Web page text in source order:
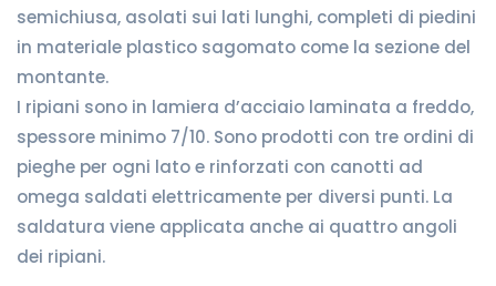
semichiusa, asolati sui lati lunghi, completi di piedini
in materiale plastico sagomato come la sezione del
montante.
I ripiani sono in lamiera d’acciaio laminata a freddo,
spessore minimo 7/10. Sono prodotti con tre ordini di
pieghe per ogni lato e rinforzati con canotti ad
omega saldati elettricamente per diversi punti. La
saldatura viene applicata anche ai quattro angoli
dei ripiani.